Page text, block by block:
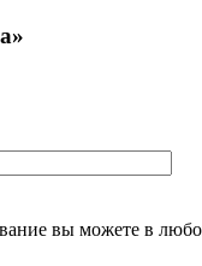
вы можете в